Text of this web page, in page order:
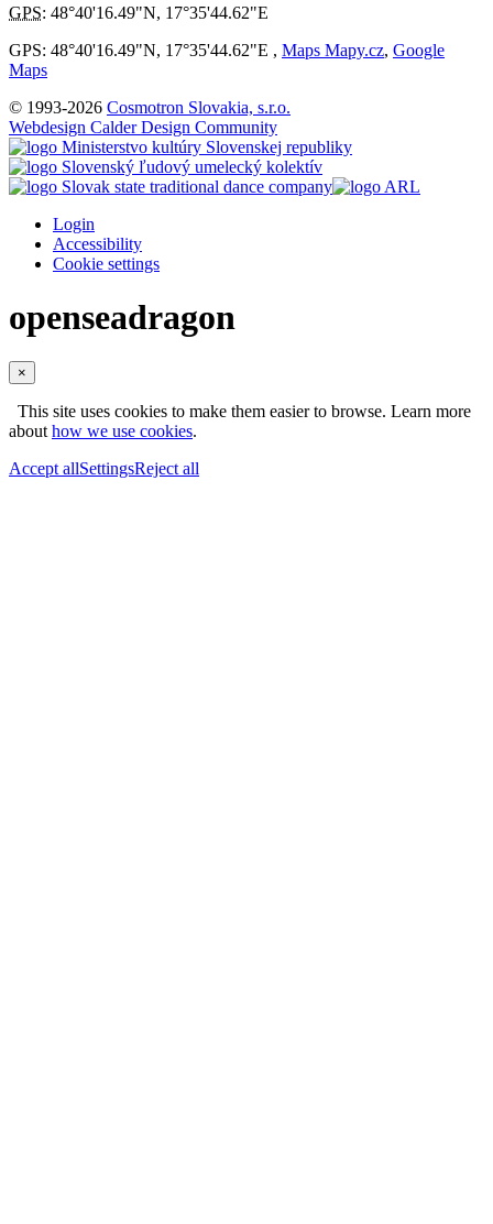
GPS: 48°40'16.49"N, 17°35'44.62"E
GPS: 48°40'16.49"N, 17°35'44.62"E , Maps Mapy.cz, Google
Maps
© 1993-2026 Cosmotron Slovakia, s.r.o.
Webdesign Calder Design Community
Login
Accessibility
Cookie settings
openseadragon
×
This site uses cookies to make them easier to browse. Learn more
abouthow we use cookies.
Accept allSettingsReject all